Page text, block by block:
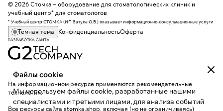
Файлы cookie
Мы используем файлы cookie, разработанные нашими
специалистами и третьими лицами, для анализа событий
© 2026 Стомка – оборудование для стоматологических клиник и
учебный центр* для стоматологов
* Учебный центр СТОМКА (ИП Затула О.В.) оказывает информационно-консультационные услуги
Темная тема КонфиденциальностьОферта
На информационном ресурсе применяются рекомендательные
технологии.
Все ресурсы сайта stomka.shop, включая (но не ограничиваясь)